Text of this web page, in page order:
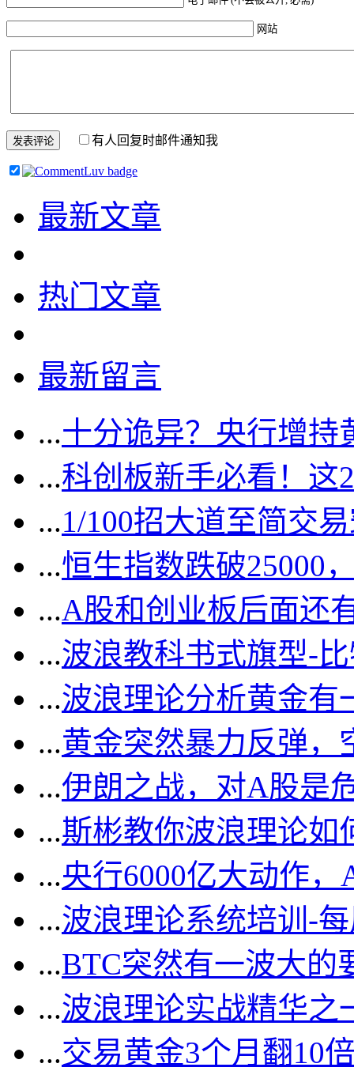
网站
有人回复时邮件通知我
最新文章
热门文章
最新留言
...十分诡异？央行增持
...科创板新手必看！这
...1/100招大道至简交
...恒生指数跌破25000
...A股和创业板后面还
...波浪教科书式旗型-
...波浪理论分析黄金有
...黄金突然暴力反弹，
...伊朗之战，对A股是
...斯彬教你波浪理论如
...央行6000亿大动作
...波浪理论系统培训-
...BTC突然有一波大的
...波浪理论实战精华
...交易黄金3个月翻10